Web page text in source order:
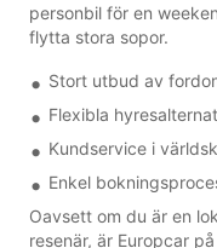
personbil för en
flytta stora sopor.
Stort utbud av
Flexibla
Kundservice i
Enkel
Oavsett om du är en
resenär, är Europcar